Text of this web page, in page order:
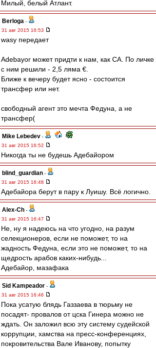
Милый, белый Атлант.
Berloga -
31 авг 2015 16:53
wasy передает
Adebayor может придти к нам, как СА. По личке
с ним решили - 2,5 ляма €.
Ближе к вечеру будет ясно - состоится
трансфер или нет.
свободный агент это мечта Федуна, а не
трансфер(
Mike Lebedev -
31 авг 2015 16:52
Никогда ты не будешь Адебайором
blind_guardian -
31 авг 2015 16:48
Адебайора берут в пару к Луишу. Всё логично.
Alex-Ch -
31 авг 2015 16:47
Не, ну я надеюсь на что угодно, на разум
селекционеров, если не поможет, то на
жадность Федуна, если это не поможет, то на
щедрость арабов каких-нибудь...
Адебайор, мазафака
Sid Kampeador -
31 авг 2015 16:46
Пока усатую блядь Газзаева в тюрьму не
посадят- провалов от цска Гинера можно не
ждать. Он заложил всю эту систему судейской
коррупции, хамства на пресс-конференциях,
покровительства Вале Иванову, попытку